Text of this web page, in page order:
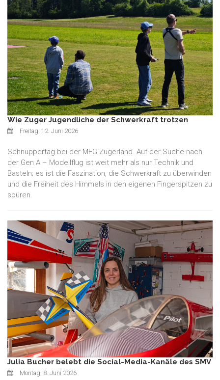
Wie Zuger Jugendliche der Schwerkraft trotzen
Freitag, 12. Juni 2026
Schnuppertag bei der MFG Zugerland. Auf der Suche nach
der Gen A – Modellflug ist weit mehr als nur Technik und
Basteln; es ist die Faszination, die Schwerkraft zu überwinden
und die Freiheit des Himmels in den eigenen Fingerspitzen zu
spüren.
Julia Bucher belebt die Social-Media-Kanäle des SMV
Montag, 8. Juni 2026